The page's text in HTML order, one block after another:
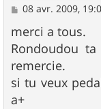
M
s
s
a
g
e
08 avr. 2009,
merci a tous.
Rondoudou
remercie.
si tu veux
a+